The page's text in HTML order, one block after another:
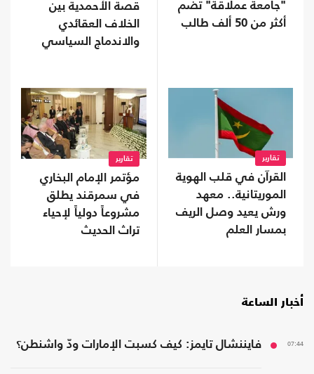
"جامعة عملاقة" تضم
أكثر من 50 ألف طالب
قصة الأحمدية بين
الخلاف العقائدي
والاندماج السياسي
تقارير
القرآن في قلب الهوية
الموريتانية.. معهد
ورش يعيد وصل الريف
بمسار العلم
تقارير
مؤتمر الإمام البخاري
في سمرقند يطلق
مشروعاً دولياً لإحياء
تراث الحديث
أخبار الساعة
07:44 فايننشال تايمز: كيف كسبت الإمارات ودّ واشنطن؟